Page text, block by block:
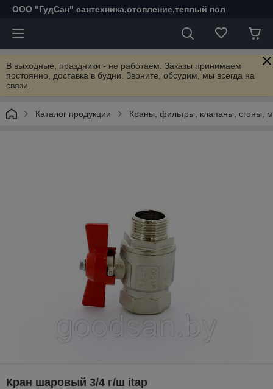
ООО "ГудСан" сантехника,отопление,теплый пол
В выходные, праздники - не работаем. Заказы принимаем
постоянно, доставка в будни. Звоните, обсудим, мы всегда на
связи.
Каталог продукции Краны, фильтры, клапаны, сгоны,
Кран шаровый 3/4 г/ш itap